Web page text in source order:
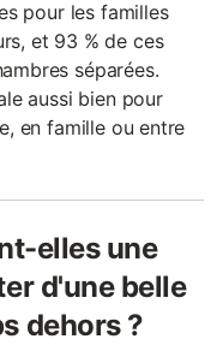
pour les familles
et 93 % de ces
séparées.
aussi bien pour
en famille ou entre
elles une
d'une belle
dehors ?